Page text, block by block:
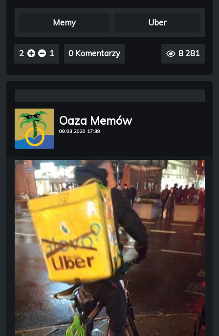
Memy Uber
2 1 0 Komentarzy 8 281
Oaza Memów
09.03.2020 17:39